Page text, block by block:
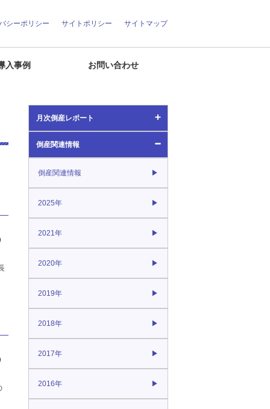
シーポリシー サイトポリシー サイトマップ
入事例 お問い合わせ
月次倒産レポート
月次倒産レポート
2026年
2025年
2024年
2023年
2022年
倒産関連情報
倒産関連情報
2025年
2021年
2020年
2019年
2018年
2017年
2016年